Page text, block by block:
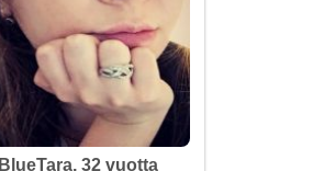
BlueTara, 32 vuotta